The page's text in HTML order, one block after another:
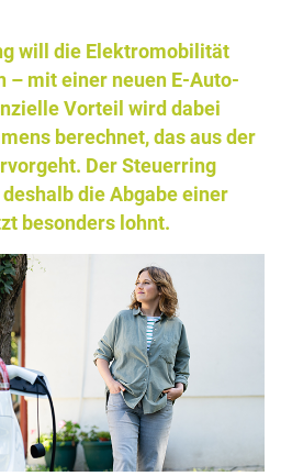
will die Elektromobilität
– mit einer neuen E-Auto-
Vorteil wird dabei
berechnet, das aus der
Der Steuerring
die Abgabe einer
besonders lohnt.